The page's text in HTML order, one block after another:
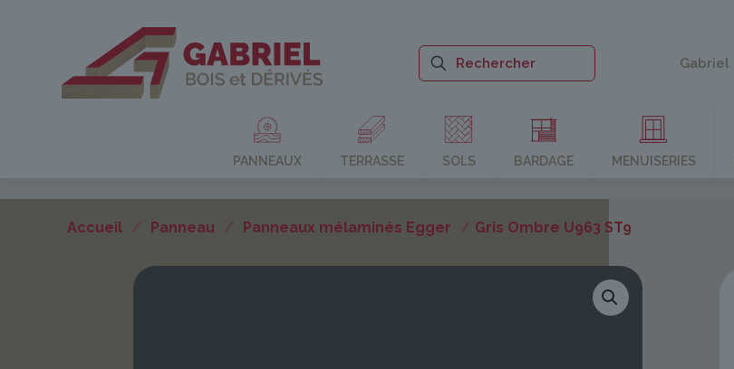
Gabriel
PANNEAUX TERRASSE SOLS BARDAGE MENUISERIES
Accueil / Panneau / Panneaux mélaminés Egger / Gris Ombre U963 ST9